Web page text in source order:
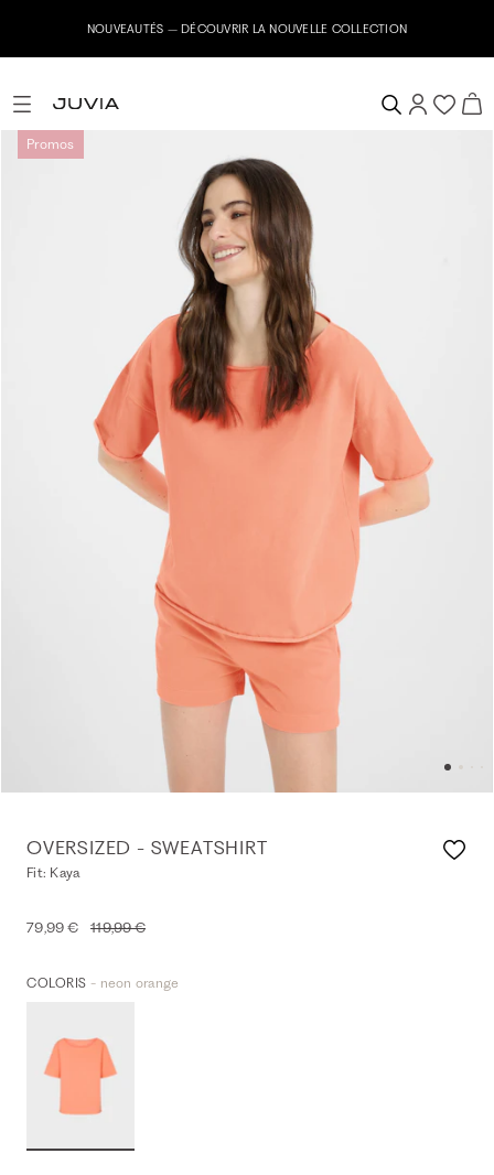
NOUVEAUTÉS – DÉCOUVRIR LA NOUVELLE COLLECTION
Promos
OVERSIZED - SWEATSHIRT
Fit: Kaya
79,99 € 119,99 €
COLORIS - neon orange